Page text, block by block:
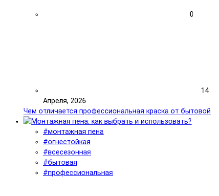
0
14
Апреля, 2026
Чем отличается профессиональная краска от бытовой
#монтажная пена
#огнестойкая
#всесезонная
#бытовая
#профессиональная